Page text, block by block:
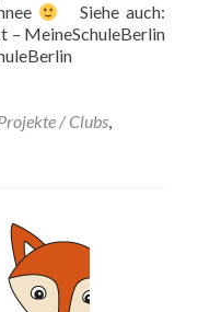
Siehe auch:
– MeineSchuleBerlin
/ Clubs,